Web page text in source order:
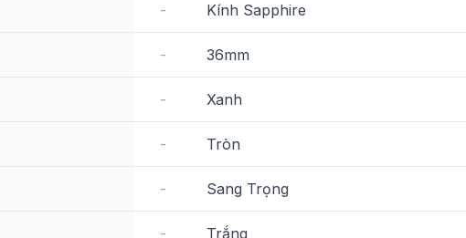
- Kính Sapphire
- 36mm
- Xanh
- Tròn
- Sang Trọng
- Trắng